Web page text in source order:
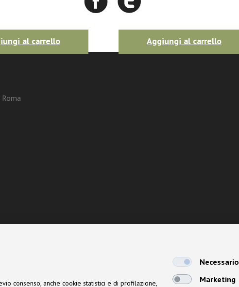
al carrello Aggiungi al carrello
consenso, anche cookie statistici e di profilazione,
Necessario
Marketing